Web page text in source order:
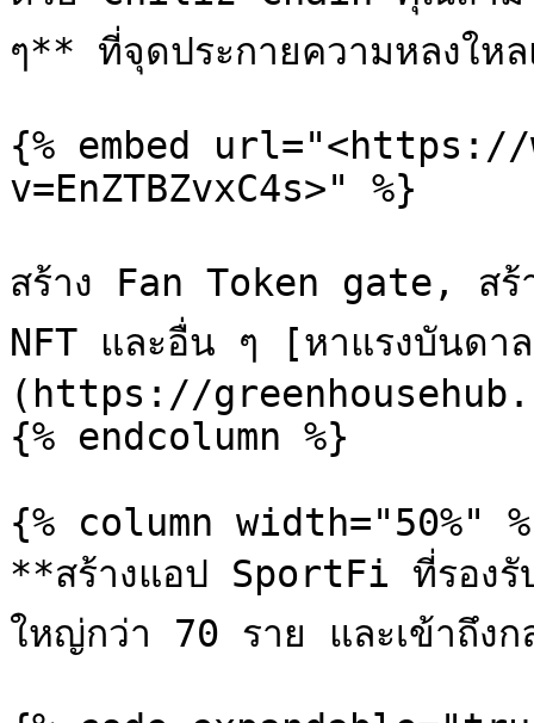
ๆ** ที่จุดประกายความหลงให
{% embed url="<https://
v=EnZTBZvxC4s>" %}
สร้าง Fan Token gate, ส
NFT และอื่น ๆ [หาแรงบันดา
(https://
{% endcolumn %}
{% column width="50%"
**สร้างแอป SportFi ที่รองรั
ใหญ่กว่า 70 ราย และเข้าถึง